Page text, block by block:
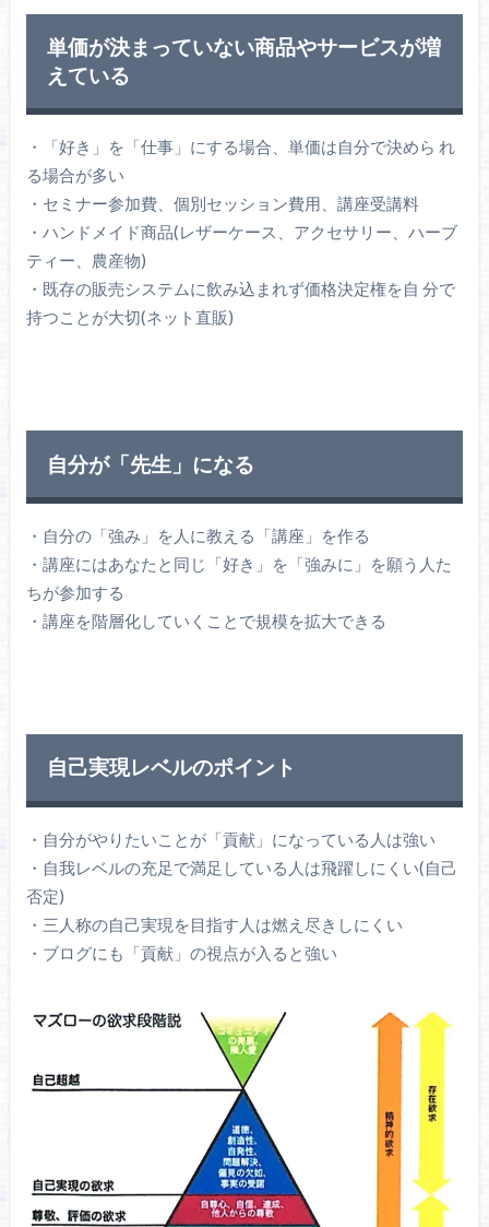
単価が決まっていない商品やサービスが増
えている
・「好き」を「仕事」にする場合、単価は自分で決めら れ
る場合が多い
・セミナー参加費、個別セッション費用、講座受講料
・ハンドメイド商品(レザーケース、アクセサリー、ハーブ
ティー、農産物)
・既存の販売システムに飲み込まれず価格決定権を自 分で
持つことが大切(ネット直販)
自分が「先生」になる
・自分の「強み」を人に教える「講座」を作る
・講座にはあなたと同じ「好き」を「強みに」を願う人た
ちが参加する
・講座を階層化していくことで規模を拡大できる
自己実現レベルのポイント
・自分がやりたいことが「貢献」になっている人は強い
・自我レベルの充足で満足している人は飛躍しにくい(自己
否定)
・三人称の自己実現を目指す人は燃え尽きしにくい
・ブログにも「貢献」の視点が入ると強い